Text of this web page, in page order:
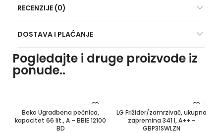
RECENZIJE (0)
DOSTAVA I PLAĆANJE
Pogledajte i druge proizvode iz
ponude..
Beko Ugradbena pećnica,
kapacitet 66 lit., A – BBIE 12100
BD
LG Frižider/zamrzivač, ukupna
zapremina 341 l, A++ –
GBP31SWLZN